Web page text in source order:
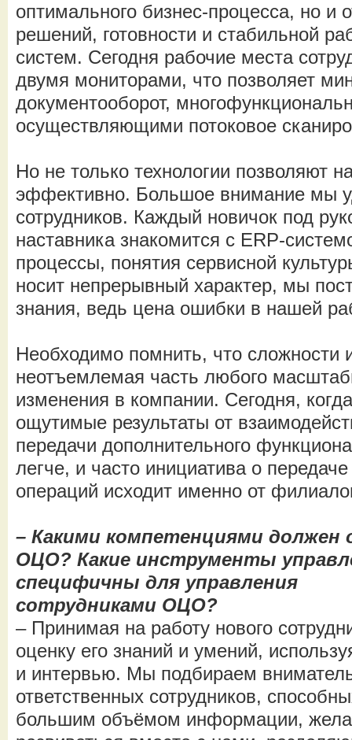
оптимального бизнес-процесса, но и
решений, готовности и стабильной
систем. Сегодня рабочие места
двумя мониторами, что позволяет
документооборот,
осуществляющими потоковое
Но не только технологии позволяют
эффективно. Большое внимание мы
сотрудников. Каждый новичок под
наставника знакомится с ERP-
процессы, понятия сервисной
носит непрерывный характер, мы
знания, ведь цена ошибки в нашей
Необходимо помнить, что сложности
неотъемлемая часть любого
изменения в компании. Сегодня,
ощутимые результаты от
передачи дополнительного
легче, и часто инициатива о
операций исходит именно от
– Какими компетенциями должен
ОЦО? Какие инструменты
специфичны для управления
сотрудниками ОЦО?
– Принимая на работу нового
оценку его знаний и умений,
и интервью. Мы подбираем
ответственных сотрудников,
большим объёмом информации,